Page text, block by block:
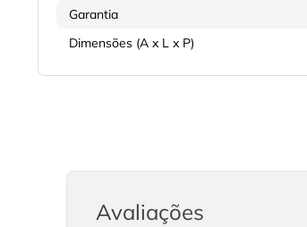
Garantia
Dimensões (A x L x P)
Avaliações